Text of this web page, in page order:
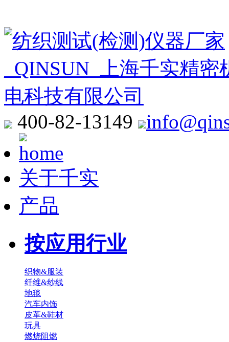
400-82-13149
关于千实
产品
按应用行业
织物&服装
纤维&纱线
地毯
汽车内饰
皮革&鞋材
玩具
燃烧阻燃